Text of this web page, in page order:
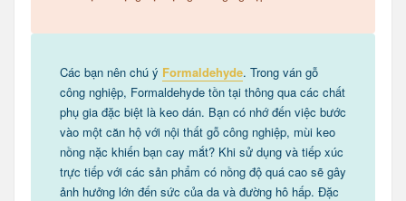
Các bạn nên chú ý Formaldehyde. Trong ván gỗ
công nghiệp, Formaldehyde tồn tại thông qua các chất
phụ gia đặc biệt là keo dán. Bạn có nhớ đến việc bước
vào một căn hộ với nội thất gỗ công nghiệp, mùi keo
nồng nặc khiến bạn cay mắt? Khi sử dụng và tiếp xúc
trực tiếp với các sản phẩm có nồng độ quá cao sẽ gây
ảnh hưởng lớn đến sức của da và đường hô hấp. Đặc